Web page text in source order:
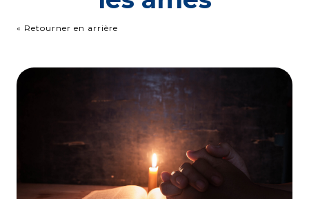
« Retourner en arrière